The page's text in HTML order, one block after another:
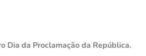
Dia da Proclamação da República.